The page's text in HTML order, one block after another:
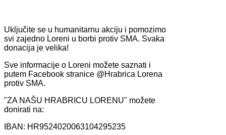
Uključite se u humanitarnu akciju i pomozimo
svi zajedno Loreni u borbi protiv SMA. Svaka
donacija je velika!
Sve informacije o Loreni možete saznati i
putem Facebook stranice @Hrabrica Lorena
protiv SMA.
"ZA NAŠU HRABRICU LORENU" možete
donirati na:
IBAN: HR9524020063104295235